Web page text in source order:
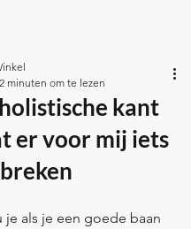
kant
er voor mij iets
2 minuten om te lezen
je als je een goede baan